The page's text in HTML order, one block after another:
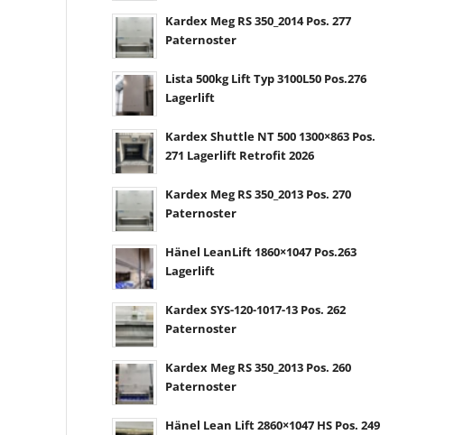
Kardex Meg RS 350_2014 Pos. 277
Paternoster
Lista 500kg Lift Typ 3100L50 Pos.276
Lagerlift
Kardex Shuttle NT 500 1300×863 Pos.
271 Lagerlift Retrofit 2026
Kardex Meg RS 350_2013 Pos. 270
Paternoster
Hänel LeanLift 1860×1047 Pos.263
Lagerlift
Kardex SYS-120-1017-13 Pos. 262
Paternoster
Kardex Meg RS 350_2013 Pos. 260
Paternoster
Hänel Lean Lift 2860×1047 HS Pos. 249